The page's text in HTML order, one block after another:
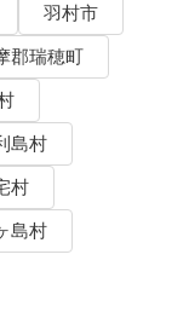
羽村市
郡瑞穂町
島村
村
島村